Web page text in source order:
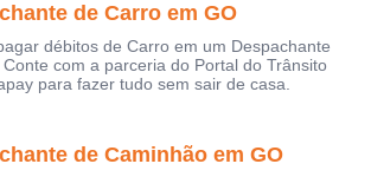
de Carro em GO
débitos de Carro em um Despachante
com a parceria do Portal do Trânsito
para fazer tudo sem sair de casa.
de Caminhão em GO